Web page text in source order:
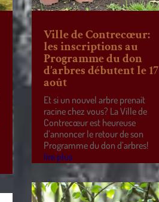
Ville de Contrecœur:
les inscriptions au
Programme du don
d’arbres débutent le 17
août
Et si un nouvel arbre prenait
racine chez vous? La Ville de
Contrecœur est heureuse
d’annoncer le retour de son
Programme du don d’arbres!
lire plus